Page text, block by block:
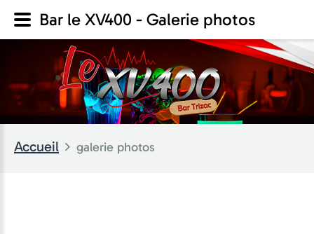
Accueil galerie photos
Bar le XV400 - Galerie photos